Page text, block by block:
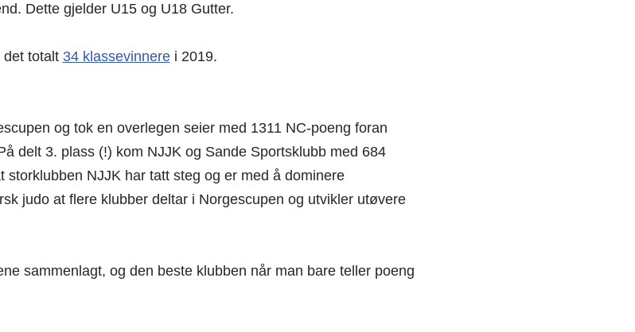
Dette gjelder U15 og U18 Gutter.
det totalt 34 klassevinnerei 2019.
og tok en overlegen seier med 1311 NC-poeng foran
delt 3. plass (!) kom NJJK og Sande Sportsklubb med 684
storklubben NJJK har tatt steg og er med å dominere
judo at flere klubber deltar i Norgescupen og utvikler utøvere
sammenlagt, og den beste klubben når man bare teller poeng